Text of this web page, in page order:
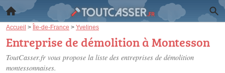
Accueil > Île-de-France > Yvelines
Entreprise de démolition à Montesson
ToutCasser.fr vous propose la liste des entreprises de démolition
montessonnaises.